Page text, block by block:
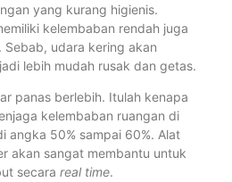
yang kurang higienis.
kelembaban rendah juga
udara kering akan
lebih mudah rusak dan getas.
panas berlebih. Itulah kenapa
kelembaban ruangan di
angka 50% sampai 60%. Alat
akan sangat membantu untuk
secara real time.